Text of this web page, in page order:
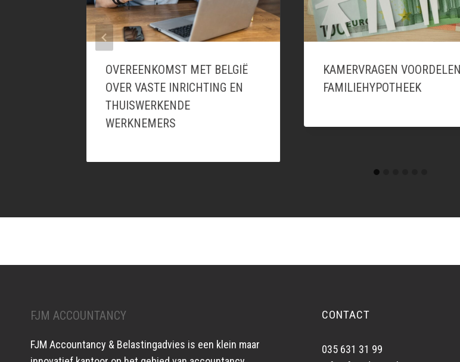
OVEREENKOMST MET BELGIË
OVER VASTE INRICHTING EN
THUISWERKENDE
WERKNEMERS
KAMERVRAGEN VOORDELEN
FAMILIEHYPOTHEEK
FJM ACCOUNTANCY
FJM Accountancy & Belastingadvies is een klein maar
CONTACT
035 631 31 99